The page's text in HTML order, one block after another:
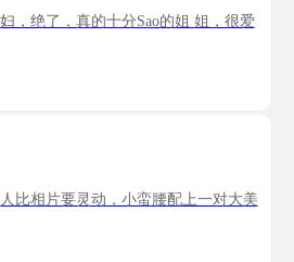
，绝了，真的十分Sao的姐 姐，很爱
比相片要灵动，小蛮腰配上一对大美